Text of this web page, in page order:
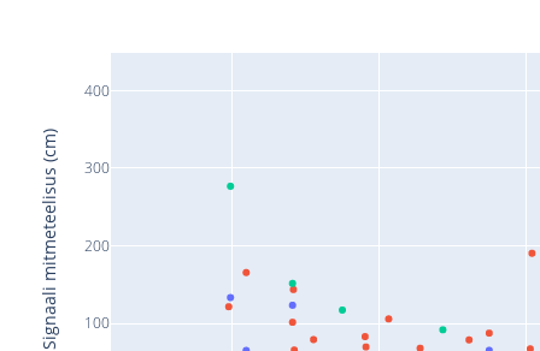
100
200
300
400
Signaali mitmeteelisus (cm)